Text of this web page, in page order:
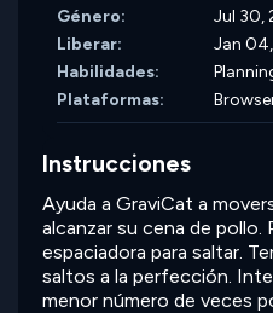
Género:
Jul 30,
Liberar:
Jan
Habilidades:
Plataformas:
Instrucciones
Ayuda a GraviCat a
alcanzar su cena de pollo.
espaciadora para saltar.
saltos a la perfección.
menor número de veces